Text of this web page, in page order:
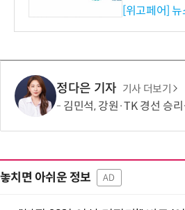
시엄 선정
[위고페어]
정다은 기자 기사 더보기
김민석, 강원·TK 경선 승리…정청
놓치면 아쉬운 정보 AD